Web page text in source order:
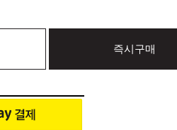
즉시구매